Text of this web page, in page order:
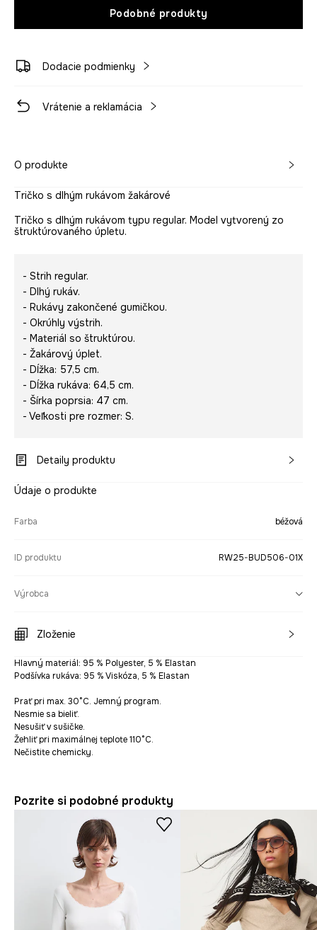
Podobné produkty
Dodacie podmienky
Vrátenie a reklamácia
O produkte
Tričko s dlhým rukávom žakárové
Tričko s dlhým rukávom typu regular. Model vytvorený zo
štruktúrovaného úpletu.
- Strih regular.
- Dlhý rukáv.
- Rukávy zakončené gumičkou.
- Okrúhly výstrih.
- Materiál so štruktúrou.
- Žakárový úplet.
- Dĺžka: 57,5 cm.
- Dĺžka rukáva: 64,5 cm.
- Šírka poprsia: 47 cm.
- Veľkosti pre rozmer: S.
Detaily produktu
Údaje o produkte
Farba béžová
ID produktu RW25-BUD506-01X
Výrobca
Zloženie
Hlavný materiál: 95 % Polyester, 5 % Elastan
Podšívka rukáva: 95 % Viskóza, 5 % Elastan
Prať pri max. 30°C. Jemný program.
Nesmie sa bieliť.
Nesušiť v sušičke.
Žehliť pri maximálnej teplote 110°C.
Nečistite chemicky.
Pozrite si podobné produkty